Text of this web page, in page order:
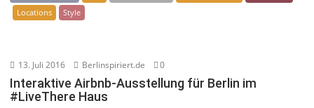
Locations
Style
13. Juli 2016 Berlinspiriert.de 0
Interaktive Airbnb-Ausstellung für Berlin im
#LiveThere Haus